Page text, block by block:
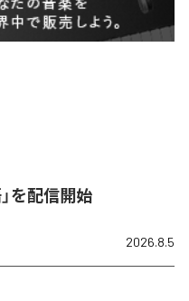
を配信開始
2026.8.5